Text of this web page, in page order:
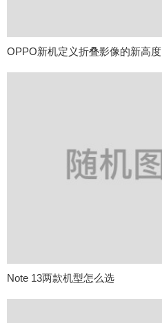
OPPO新机定义折叠影像的新高度
Note 13两款机型怎么选